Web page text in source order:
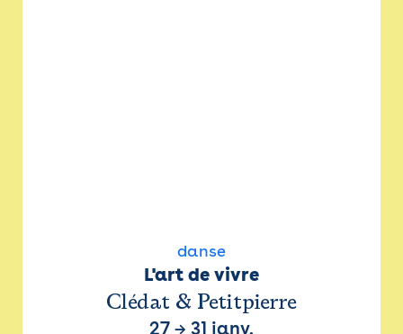
danse
L'art de vivre
Clédat & Petitpierre
27 → 31 janv.